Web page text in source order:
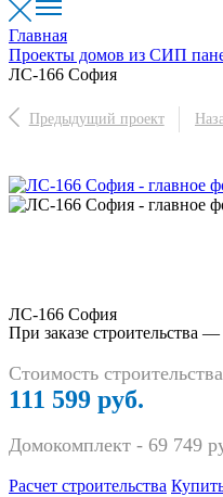
Главная
Проекты домов из СИП
ЛС-166 София
Предыдущий проект
ЛС-166 София
При заказе строительства
Стоимость
111 599 руб.
Домокомплект - 69 749
Расчет строительства